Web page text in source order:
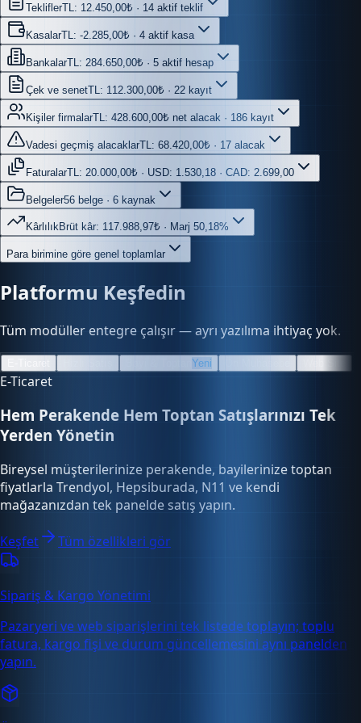
KasalarTL: -2.285,00₺ · 4 aktif kasa
Bankalar TL: 284.650,00₺ · 5 aktif hesap
Çek ve senetTL: 112.300,00₺ · 22 kayıt
Kişiler firmalar TL: 428.600,00₺ net alacak · 186 kayıt
Vadesi geçmiş alacaklarTL: 68.420,00₺ · 17 alacak
FaturalarTL: 20.000,00₺ · USD: 1.530,18 · CAD: 2.699,00
Belgeler56 belge · 6 kaynak
KârlılıkBrüt kâr: 117.988,97₺ · Marj 50,18%
Para birimine göre genel toplamlar
Platformu Keşfedin
Tüm modüller entegre çalışır — ayrı yazılıma ihtiyaç yok.
E-Ticaret Hızlı Satış Bayi & Toptan Yeni Ön Muhasebe Web Site
E-Ticaret
Hem Perakende Hem Toptan Satışlarınızı Tek
Yerden Yönetin
Bireysel müşterilerinize perakende, bayilerinize toptan
fiyatlarla Trendyol, Hepsiburada, N11 ve kendi
mağazanızdan tek panelde satış yapın.
Keşfet Tüm özellikleri gör
Sipariş & Kargo Yönetimi
Pazaryeri ve web siparişlerini tek listede toplayın; toplu
fatura, kargo fişi ve durum güncellemesini aynı panelden
yapın.
Ürün & Varyant Yönetimi